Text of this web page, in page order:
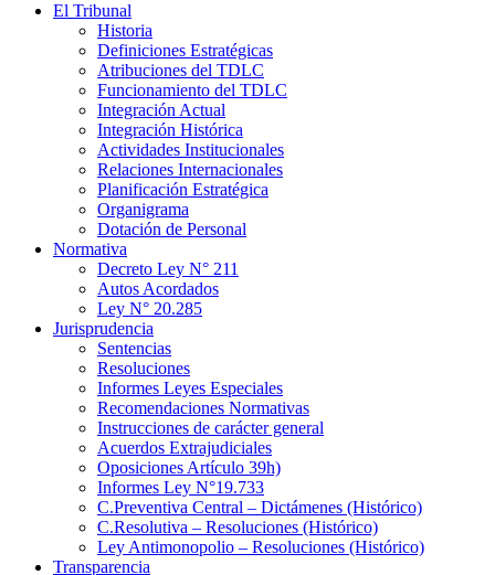
El Tribunal
Historia
Definiciones Estratégicas
Atribuciones del TDLC
Funcionamiento del TDLC
Integración Actual
Integración Histórica
Actividades Institucionales
Relaciones Internacionales
Planificación Estratégica
Organigrama
Dotación de Personal
Normativa
Decreto Ley N° 211
Autos Acordados
Ley N° 20.285
Jurisprudencia
Sentencias
Resoluciones
Informes Leyes Especiales
Recomendaciones Normativas
Instrucciones de carácter general
Acuerdos Extrajudiciales
Oposiciones Artículo 39h)
Informes Ley N°19.733
C.Preventiva Central – Dictámenes (Histórico)
C.Resolutiva – Resoluciones (Histórico)
Ley Antimonopolio – Resoluciones (Histórico)
Transparencia